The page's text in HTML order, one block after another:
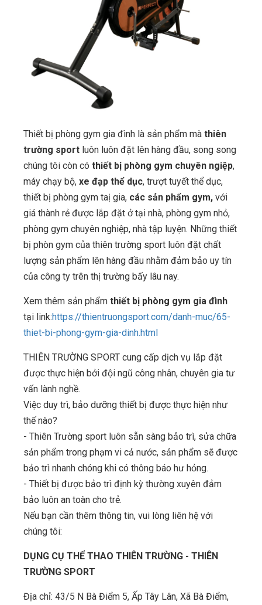
Thiết bị phòng gym gia đình là sản phẩm mà thiên
trường sport luôn luôn đặt lên hàng đầu, song song
chúng tôi còn có thiết bị phòng gym chuyên ngiệp,
máy chạy bộ, xe đạp thể dục, trượt tuyết thể dục,
thiết bị phòng gym taị gia, các sản phẩm gym, với
giá thành rẻ được lắp đặt ở tại nhà, phòng gym nhỏ,
phòng gym chuyên nghiệp, nhà tập luyện. Những thiết
bị phòn gym của thiên trường sport luôn đặt chất
lượng sản phẩm lên hàng đầu nhằm đảm bảo uy tín
của công ty trên thị trường bấy lâu nay.
Xem thêm sản phẩm thiết bị phòng gym gia đình
tại link:https://thientruongsport.com/danh-muc/65-
thiet-bi-phong-gym-gia-dinh.html
THIÊN TRƯỜNG SPORT cung cấp dịch vụ lắp đặt
được thực hiện bởi đội ngũ công nhân, chuyên gia tư
vấn lành nghề.
Việc duy trì, bảo dưỡng thiết bị được thực hiện như
thế nào?
- Thiên Trường sport luôn sẵn sàng bảo trì, sửa chữa
sản phẩm trong phạm vi cả nước, sản phẩm sẽ được
bảo trì nhanh chóng khi có thông báo hư hỏng.
- Thiết bị được bảo trì định kỳ thường xuyên đảm
bảo luôn an toàn cho trẻ.
Nếu bạn cần thêm thông tin, vui lòng liên hệ với
chúng tôi:
DỤNG CỤ THỂ THAO THIÊN TRƯỜNG - THIÊN
TRƯỜNG SPORT
Địa chỉ: 43/5 N Bà Điểm 5, Ấp Tây Lân, Xã Bà Điểm,